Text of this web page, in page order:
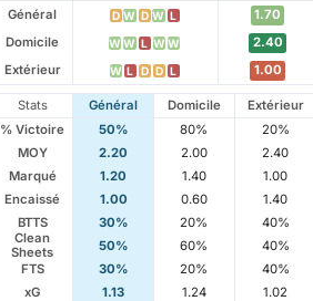
Général
D W D W L
1.70
Domicile
W W L W W
2.40
Extérieur
W L D D L 1.00
Stats Général Domicile
Extérieur
% Victoire
50% 80%
20%
MOY
2.20 2.00
2.40
Marqué
1.20 1.40
1.00
Encaissé
1.00 0.60
1.40
BTTS
30% 20%
40%
Clean
Sheets
50% 60%
40%
FTS
30% 20%
40%
xG
1.13 1.24
1.02